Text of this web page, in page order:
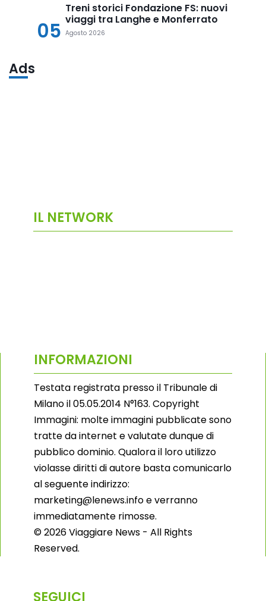
05
Treni storici Fondazione FS: nuovi
viaggi tra Langhe e Monferrato
Agosto 2026
Ads
IL NETWORK
INFORMAZIONI
Testata registrata presso il Tribunale di
Milano il 05.05.2014 N°163. Copyright
Immagini: molte immagini pubblicate sono
tratte da internet e valutate dunque di
pubblico dominio. Qualora il loro utilizzo
violasse diritti di autore basta comunicarlo
al seguente indirizzo:
marketing@lenews.info e verranno
immediatamente rimosse.
© 2026 Viaggiare News - All Rights
Reserved.
SEGUICI